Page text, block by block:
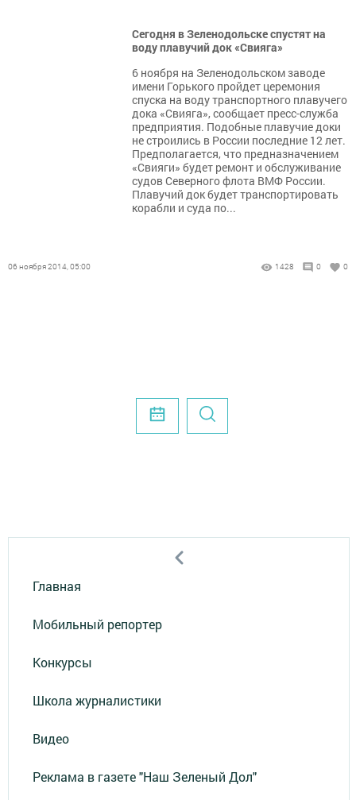
Сегодня в Зеленодольске спустят на
воду плавучий док «Свияга»
6 ноября на Зеленодольском заводе
имени Горького пройдет церемония
спуска на воду транспортного плавучего
дока «Свияга», сообщает пресс-служба
предприятия. Подобные плавучие доки
не строились в России последние 12 лет.
Предполагается, что предназначением
«Свияги» будет ремонт и обслуживание
судов Северного флота ВМФ России.
Плавучий док будет транспортировать
корабли и суда по...
06 ноября 2014, 05:00 1428 0 0
Главная
Мобильный репортер
Конкурсы
Школа журналистики
Видео
Реклама в газете "Наш Зеленый Дол"